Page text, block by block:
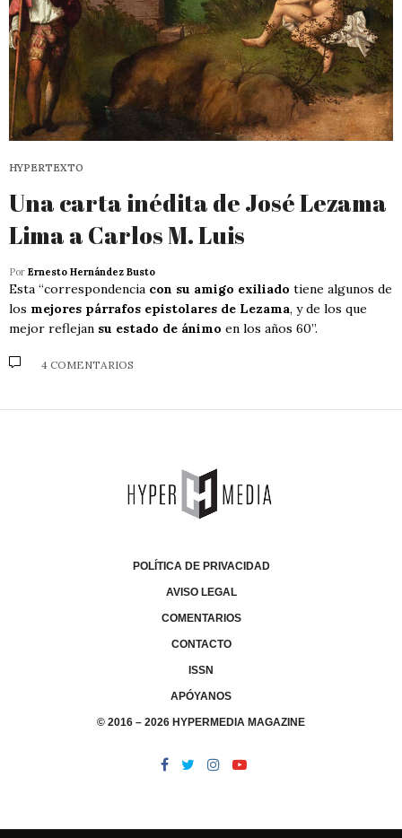
HYPERTEXTO
Una carta inédita de José Lezama
Lima a Carlos M. Luis
Por Ernesto Hernández Busto
Esta “correspondencia con su amigo exiliado tiene algunos de
los mejores párrafos epistolares de Lezama, y de los que
mejor reflejan su estado de ánimo en los años 60”.
4 COMENTARIOS
POLÍTICA DE PRIVACIDAD
AVISO LEGAL
COMENTARIOS
CONTACTO
ISSN
APÓYANOS
© 2016 – 2026 HYPERMEDIA MAGAZINE